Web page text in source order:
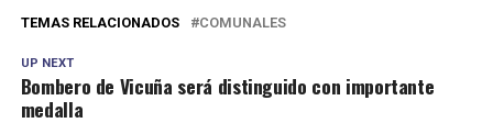
TEMAS RELACIONADOS COMUNALES
UP NEXT
Bombero de Vicuña será distinguido con importante
medalla